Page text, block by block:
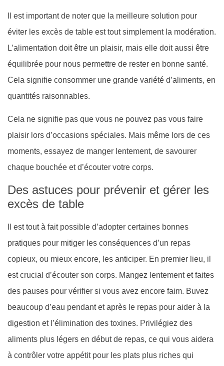
Il est important de noter que la meilleure solution pour
éviter les excès de table est tout simplement la modération.
L’alimentation doit être un plaisir, mais elle doit aussi être
équilibrée pour nous permettre de rester en bonne santé.
Cela signifie consommer une grande variété d’aliments, en
quantités raisonnables.
Cela ne signifie pas que vous ne pouvez pas vous faire
plaisir lors d’occasions spéciales. Mais même lors de ces
moments, essayez de manger lentement, de savourer
chaque bouchée et d’écouter votre corps.
Des astuces pour prévenir et gérer les
excès de table
Il est tout à fait possible d’adopter certaines bonnes
pratiques pour mitiger les conséquences d’un repas
copieux, ou mieux encore, les anticiper. En premier lieu, il
est crucial d’écouter son corps. Mangez lentement et faites
des pauses pour vérifier si vous avez encore faim. Buvez
beaucoup d’eau pendant et après le repas pour aider à la
digestion et l’élimination des toxines. Privilégiez des
aliments plus légers en début de repas, ce qui vous aidera
à contrôler votre appétit pour les plats plus riches qui